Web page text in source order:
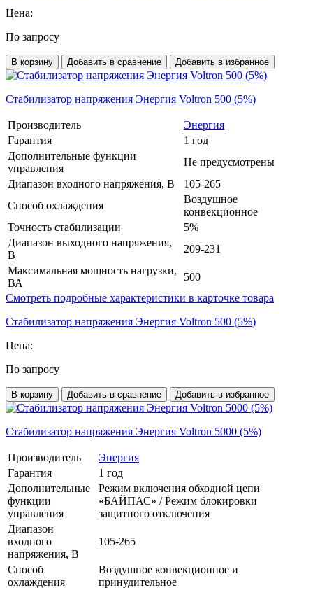
Цена:
По запросу
В корзину Добавить в сравнение Добавить в избранное
Стабилизатор напряжения Энергия Voltron 500 (5%)
Производитель
Энергия
Гарантия
1 год
Дополнительные функции
управления
Не предусмотрены
Диапазон входного напряжения, В
105-265
Способ охлаждения
Воздушное
конвекционное
Точность стабилизации
5%
Диапазон выходного напряжения,
В
209-231
Максимальная мощность нагрузки,
ВА
500
Смотреть подробные характеристики в карточке товара
Стабилизатор напряжения Энергия Voltron 500 (5%)
Цена:
По запросу
В корзину Добавить в сравнение Добавить в избранное
Стабилизатор напряжения Энергия Voltron 5000 (5%)
Производитель
Энергия
Гарантия
1 год
Дополнительные
функции
управления
Режим включения обходной цепи
«БАЙПАС» / Режим блокировки
защитного отключения
Диапазон
входного
напряжения, В
105-265
Способ
охлаждения
Воздушное конвекционное и
принудительное